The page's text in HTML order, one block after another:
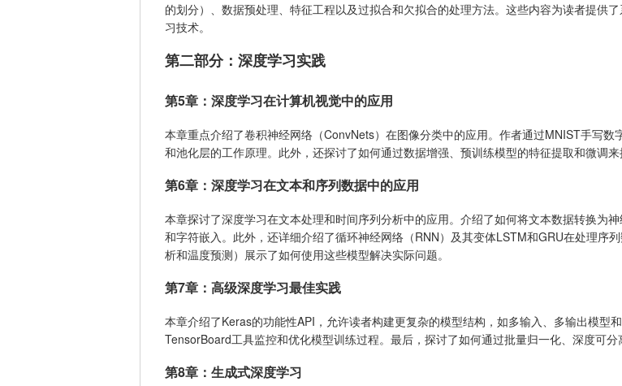
的划分）、数据预处理、特征工程以及过拟合和欠拟合的处理方法。这些内容为读者提供
习技术。
第二部分：深度学习实践
第5章：深度学习在计算机视觉中的应用
本章重点介绍了卷积神经网络（ConvNets）在图像分类中的应用。作者通过MNIST手写
和池化层的工作原理。此外，还探讨了如何通过数据增强、预训练模型的特征提取和微调来
第6章：深度学习在文本和序列数据中的应用
本章探讨了深度学习在文本处理和时间序列分析中的应用。介绍了如何将文本数据转换为
和字符嵌入。此外，还详细介绍了循环神经网络（RNN）及其变体LSTM和GRU在处理序
析和温度预测）展示了如何使用这些模型解决实际问题。
第7章：高级深度学习最佳实践
本章介绍了Keras的功能性API，允许读者构建更复杂的模型结构，如多输入、多输出模型
TensorBoard工具监控和优化模型训练过程。最后，探讨了如何通过批量归一化、深度可分
第8章：生成式深度学习